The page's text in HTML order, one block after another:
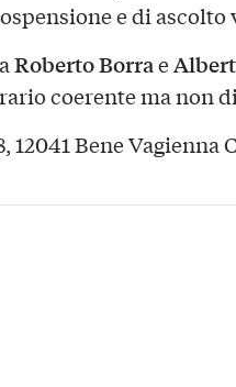
e di ascolto
Roberto Borrae
coerente ma non
12041 Bene Vagienna